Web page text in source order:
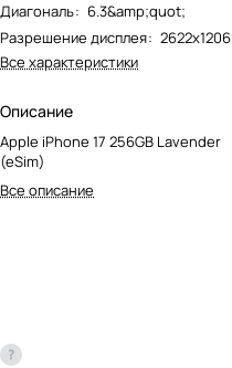
Диагональ: 6.3&amp;quot;
Разрешение дисплея: 2622x1206
Все характеристики
Описание
Apple iPhone 17 256GB Lavender
(eSim)
Все описание